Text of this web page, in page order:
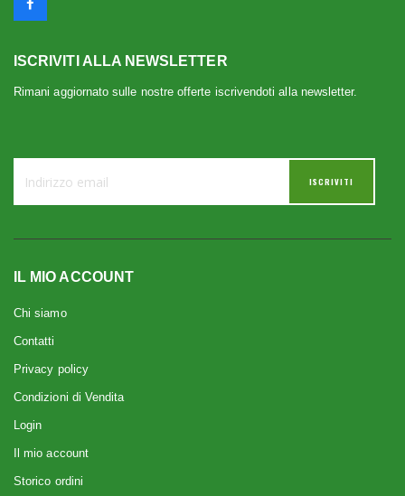
ISCRIVITI ALLA NEWSLETTER
Rimani aggiornato sulle nostre offerte iscrivendoti alla newsletter.
ISCRIVITI
IL MIO ACCOUNT
Chi siamo
Contatti
Privacy policy
Condizioni di Vendita
Login
Il mio account
Storico ordini